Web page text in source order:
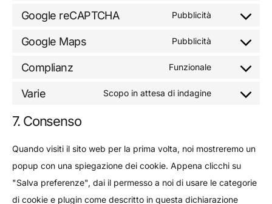
Google reCAPTCHA Pubblicità
Google Maps Pubblicità
Complianz Funzionale
Varie Scopo in attesa di indagine
7. Consenso
Quando visiti il sito web per la prima volta, noi mostreremo un
popup con una spiegazione dei cookie. Appena clicchi su
"Salva preferenze", dai il permesso a noi di usare le categorie
di cookie e plugin come descritto in questa dichiarazione